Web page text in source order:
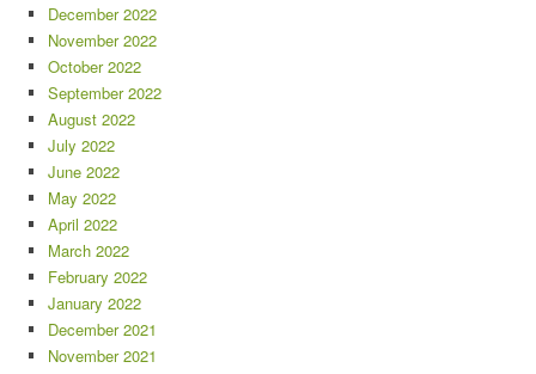
December 2022
November 2022
October 2022
September 2022
August 2022
July 2022
June 2022
May 2022
April 2022
March 2022
February 2022
January 2022
December 2021
November 2021